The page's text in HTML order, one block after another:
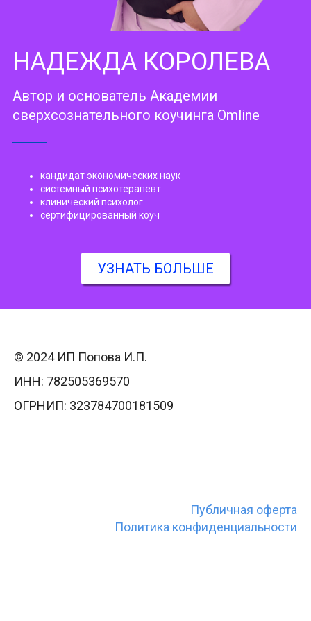
НАДЕЖДА КОРОЛЕВА
Автор и основатель Академии
сверхсознательного коучинга Omline
кандидат экономических наук
системный психотерапевт
клинический психолог
сертифицированный коуч
УЗНАТЬ БОЛЬШЕ
© 2024 ИП Попова И.П.
ИНН: 782505369570
ОГРНИП: 323784700181509
Публичная оферта
Политика конфиденциальности